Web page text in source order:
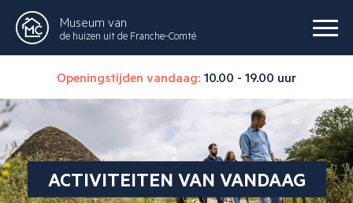
Museum van
de huizen uit de Franche-Comté
Openingstijden vandaag: 10.00 - 19.00 uur
ACTIVITEITEN VAN VANDAAG